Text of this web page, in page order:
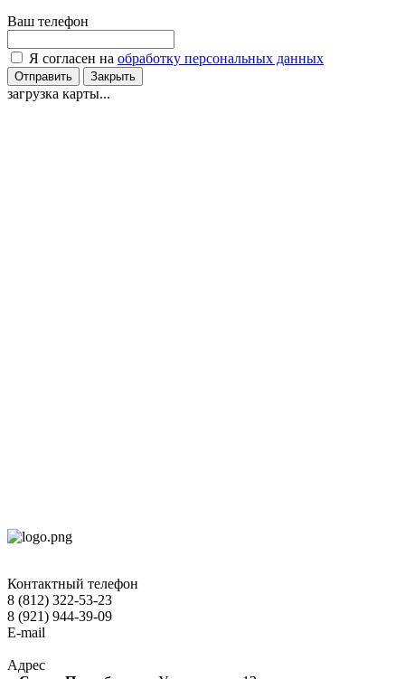
Ваш телефон
Я согласен на обработку персональных данных
Отправить Закрыть
загрузка карты...
Контактный телефон
8 (812) 322-53-23
8 (921) 944-39-09
E-mail
Адрес